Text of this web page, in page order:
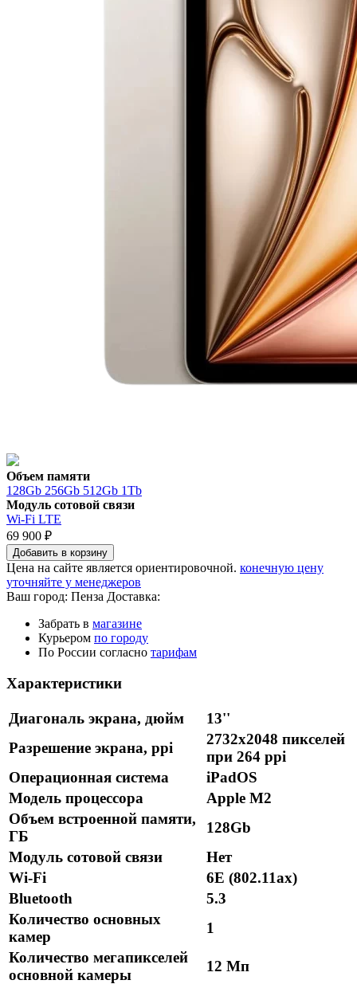
Объем памяти
128Gb 256Gb 512Gb 1Tb
Модуль сотовой связи
Wi-Fi LTE
69 900 ₽
Добавить в корзину
Цена на сайте является ориентировочной. конечную цену
уточняйте у менеджеров
Ваш город: Пенза Доставка:
Забрать в магазине
Курьером по городу
По России согласно тарифам
Характеристики
Диагональ экрана, дюйм
13''
Разрешение экрана, ppi
2732х2048 пикселей
при 264 ppi
Операционная система
iPadOS
Модель процессора
Apple M2
Объем встроенной памяти,
ГБ
128Gb
Модуль сотовой связи
Нет
Wi-Fi
6E (802.11ax)
Bluetooth
5.3
Количество основных
камер
1
Количество мегапикселей
основной камеры
12 Мп